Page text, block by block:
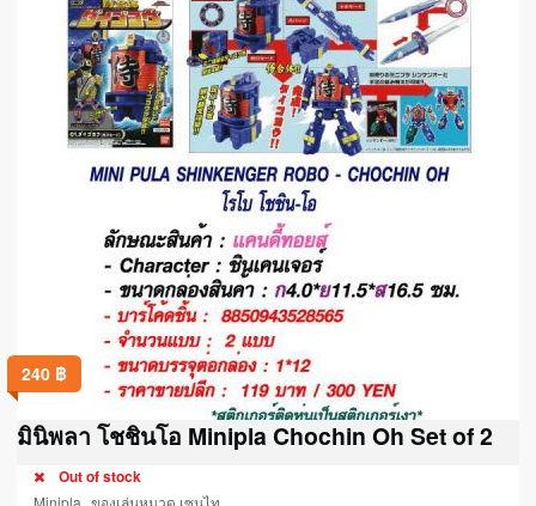
240 ฿
มินิพลา โชชินโอ Minipla Chochin Oh Set of 2
Out of stock
Minipla, ของเล่นหมวด เซนไท